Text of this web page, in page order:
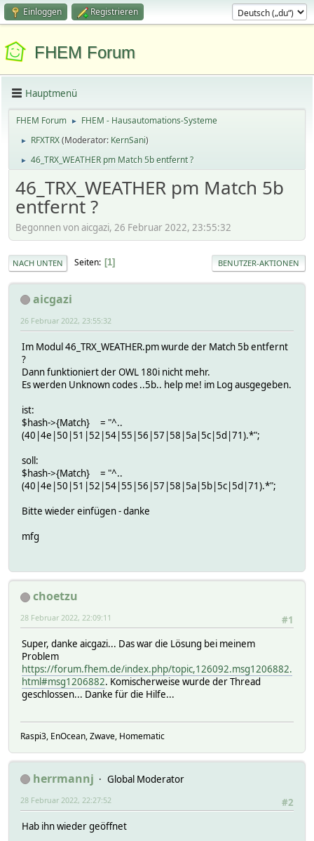
Einloggen Registrieren
FHEM Forum
Hauptmenü
FHEM Forum ► FHEM - Hausautomations-Systeme
► RFXTRX(Moderator: KernSani)
► 46_TRX_WEATHER pm Match 5b entfernt ?
46_TRX_WEATHER pm Match 5b
entfernt ?
Begonnen von aicgazi, 26 Februar 2022, 23:55:32
NACH UNTEN Seiten 1 BENUTZER-AKTIONEN
aicgazi
26 Februar 2022, 23:55:32
Im Modul 46_TRX_WEATHER.pm wurde der Match 5b entfernt
?
Dann funktioniert der OWL 180i nicht mehr.
Es werden Unknown codes ..5b.. help me! im Log ausgegeben.
ist:
$hash->{Match} = "^..
(40|4e|50|51|52|54|55|56|57|58|5a|5c|5d|71).*";
soll:
$hash->{Match} = "^..
(40|4e|50|51|52|54|55|56|57|58|5a|5b|5c|5d|71).*";
Bitte wieder einfügen - danke
mfg
choetzu
#1
28 Februar 2022, 22:09:11
Super, danke aicgazi... Das war die Lösung bei meinem
Problem
https://forum.fhem.de/index.php/topic,126092.msg1206882.
html#msg1206882. Komischerweise wurde der Thread
geschlossen... Danke für die Hilfe...
Raspi3, EnOcean, Zwave, Homematic
herrmannj
Global Moderator
#2
28 Februar 2022, 22:27:52
Hab ihn wieder geöffnet